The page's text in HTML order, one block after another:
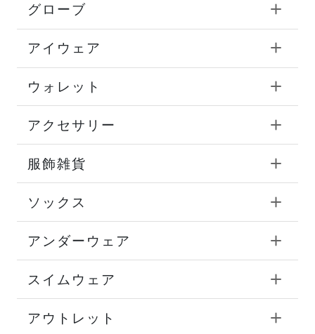
グローブ
アイウェア
ウォレット
アクセサリー
服飾雑貨
ソックス
アンダーウェア
スイムウェア
アウトレット